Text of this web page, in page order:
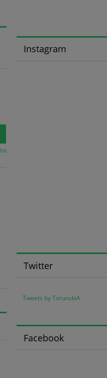
Instagram
Twitter
Tweets by TorunskiA
Facebook